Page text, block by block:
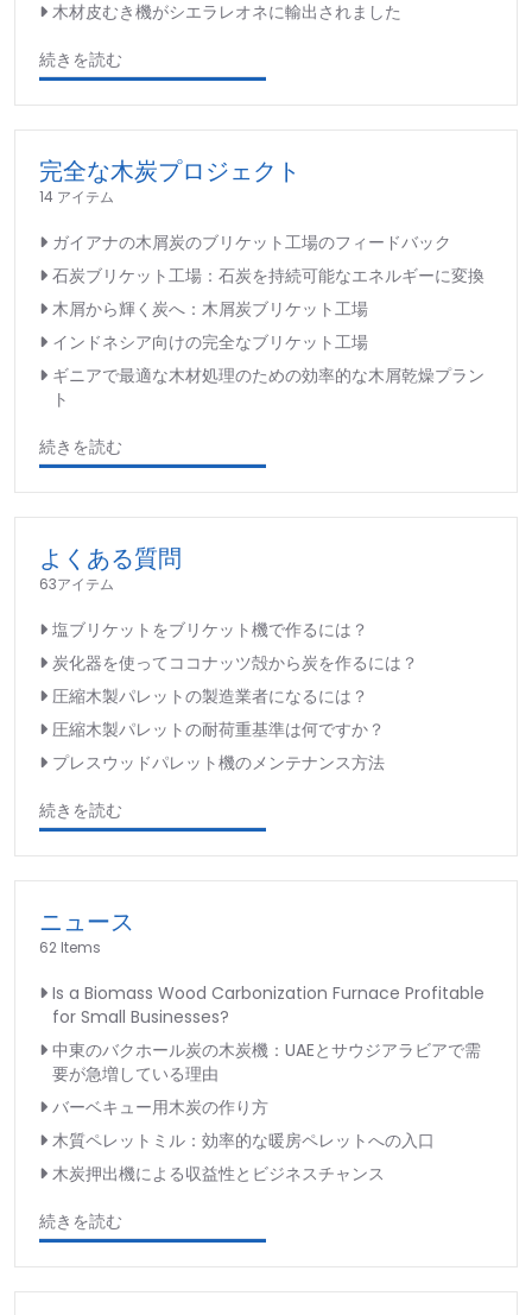
木材皮むき機がシエラレオネに輸出されました
続きを読む
完全な木炭プロジェクト
14 アイテム
ガイアナの木屑炭のブリケット工場のフィードバック
石炭ブリケット工場：石炭を持続可能なエネルギーに変換
木屑から輝く炭へ：木屑炭ブリケット工場
インドネシア向けの完全なブリケット工場
ギニアで最適な木材処理のための効率的な木屑乾燥プラン
ト
続きを読む
よくある質問
63アイテム
塩ブリケットをブリケット機で作るには？
炭化器を使ってココナッツ殻から炭を作るには？
圧縮木製パレットの製造業者になるには？
圧縮木製パレットの耐荷重基準は何ですか？
プレスウッドパレット機のメンテナンス方法
続きを読む
ニュース
62 Items
Is a Biomass Wood Carbonization Furnace Profitable
for Small Businesses?
中東のバクホール炭の木炭機：UAEとサウジアラビアで需
要が急増している理由
バーベキュー用木炭の作り方
木質ペレットミル：効率的な暖房ペレットへの入口
木炭押出機による収益性とビジネスチャンス
続きを読む